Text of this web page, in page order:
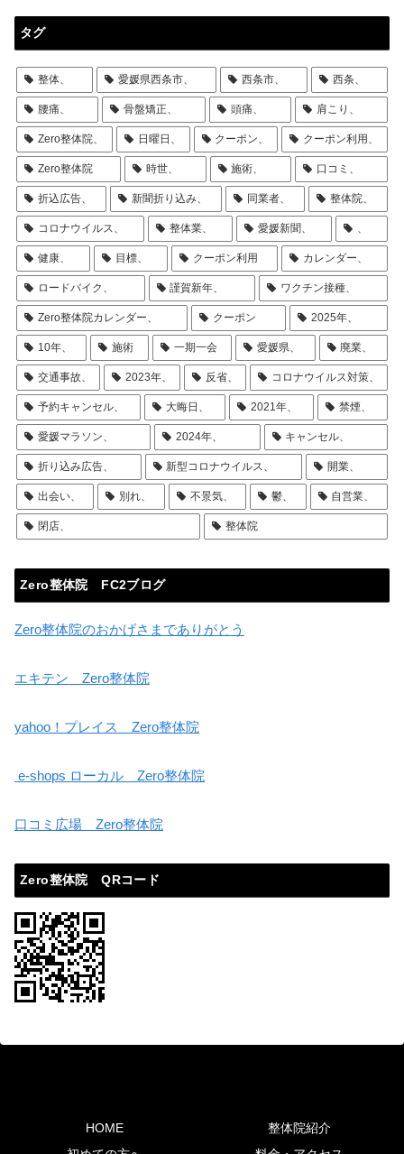
タグ
整体、 愛媛県西条市、 西条市、 西条、
腰痛、 骨盤矯正、 頭痛、 肩こり、
Zero整体院、 日曜日、 クーポン、 クーポン利用、
Zero整体院 時世、 施術、 口コミ、
折込広告、 新聞折り込み、 同業者、 整体院、
コロナウイルス、 整体業、 愛媛新聞、
健康、 目標、 クーポン利用 カレンダー、
ロードバイク、 謹賀新年、 ワクチン接種、
Zero整体院カレンダー、 クーポン 2025年、
10年、 施術 一期一会 愛媛県、 廃業、
交通事故、 2023年、 反省、 コロナウイルス対策、
予約キャンセル、 大晦日、 2021年、 禁煙、
愛媛マラソン、 2024年、 キャンセル、
折り込み広告、 新型コロナウイルス、 開業、
出会い、 別れ、 不景気、 鬱、 自営業、
閉店、 整体院
Zero整体院 FC2ブログ
Zero整体院のおかげさまでありがとう
エキテン Zero整体院
yahoo！プレイス Zero整体院
e-shops ローカル Zero整体院
口コミ広場 Zero整体院
Zero整体院 QRコード
HOME
整体院紹介